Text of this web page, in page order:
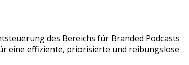
des Bereichs für Branded Podcasts
eine effiziente, priorisierte und reibungslose